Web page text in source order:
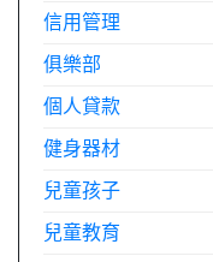
信用管理
俱樂部
個人貸款
健身器材
兒童孩子
兒童教育